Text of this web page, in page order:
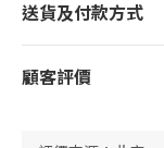
送貨及付款方式
顧客評價